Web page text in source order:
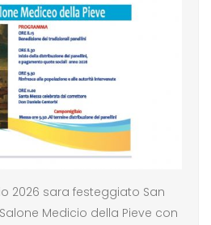
2026 sara festeggiato San
Medicio della Pieve con